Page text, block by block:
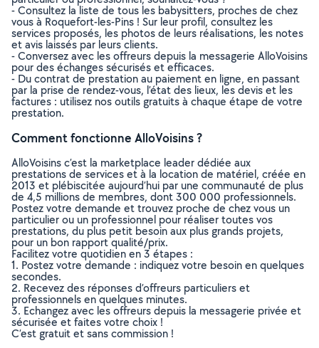
- Consultez la liste de tous les babysitters, proches de chez
vous à Roquefort-les-Pins ! Sur leur profil, consultez les
services proposés, les photos de leurs réalisations, les notes
et avis laissés par leurs clients.
- Conversez avec les offreurs depuis la messagerie AlloVoisins
pour des échanges sécurisés et efficaces.
- Du contrat de prestation au paiement en ligne, en passant
par la prise de rendez-vous, l’état des lieux, les devis et les
factures : utilisez nos outils gratuits à chaque étape de votre
prestation.
Comment fonctionne AlloVoisins ?
AlloVoisins c’est la marketplace leader dédiée aux
prestations de services et à la location de matériel, créée en
2013 et plébiscitée aujourd’hui par une communauté de plus
de 4,5 millions de membres, dont 300 000 professionnels.
Postez votre demande et trouvez proche de chez vous un
particulier ou un professionnel pour réaliser toutes vos
prestations, du plus petit besoin aux plus grands projets,
pour un bon rapport qualité/prix.
Facilitez votre quotidien en 3 étapes :
1. Postez votre demande : indiquez votre besoin en quelques
secondes.
2. Recevez des réponses d’offreurs particuliers et
professionnels en quelques minutes.
3. Echangez avec les offreurs depuis la messagerie privée et
sécurisée et faites votre choix !
C’est gratuit et sans commission !